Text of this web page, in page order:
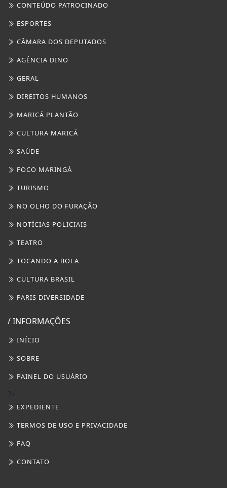
CONTEÚDO PATROCINADO
ESPORTES
CÂMARA DOS DEPUTADOS
AGÊNCIA DINO
GERAL
DIREITOS HUMANOS
MARICÁ PLANTÃO
CULTURA MARICÁ
SAÚDE
FOCO MARINGÁ
TURISMO
NO OLHO DO FURAÇÃO
NOTÍCIAS POLICIAIS
TEATRO
TOCANDO A BOLA
CULTURA BRASIL
PARIS DIVERSIDADE
/ INFORMAÇÕES
INÍCIO
SOBRE
PAINEL DO USUÁRIO
EXPEDIENTE
TERMOS DE USO E PRIVACIDADE
FAQ
CONTATO